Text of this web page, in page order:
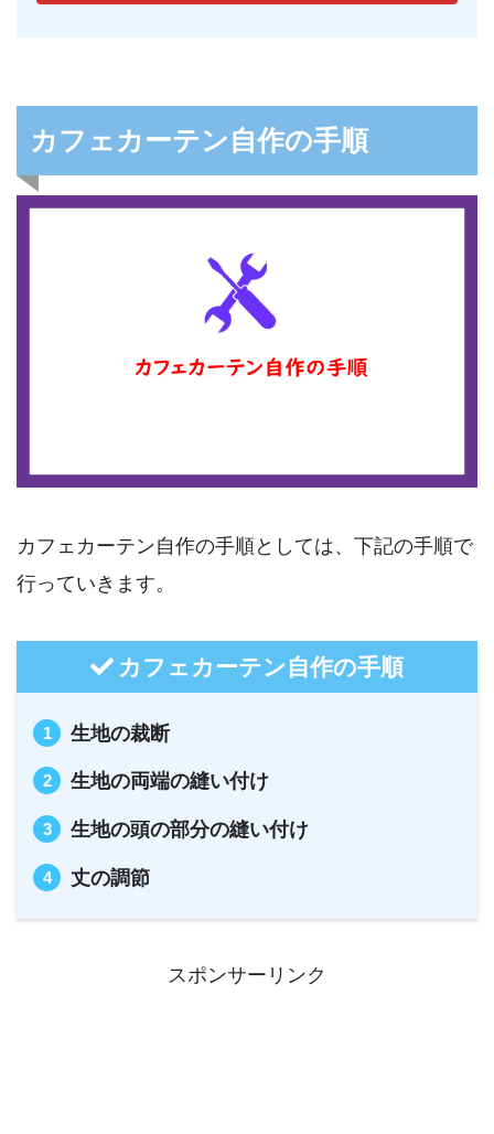
カフェカーテン自作の手順
カフェカーテン自作の手順としては、下記の手順で
行っていきます。
カフェカーテン自作の手順
生地の裁断
生地の両端の縫い付け
生地の頭の部分の縫い付け
丈の調節
スポンサーリンク